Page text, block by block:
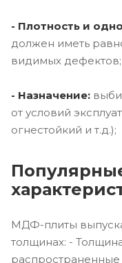
- Плотность и
должен иметь
видимых дефектов;
- Назначение:
от условий
огнестойкий и т.д.);
МДФ-плиты
толщинах: -
распространенные